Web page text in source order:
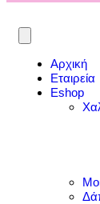
Αρχική
Εταιρεία
Eshop